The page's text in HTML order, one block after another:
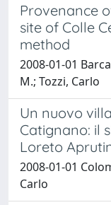
Provenance
site of Colle
method
2008-01-01
M.; Tozzi, Carlo
Un nuovo
Catignano: il
Loreto
2008-01-01
Carlo